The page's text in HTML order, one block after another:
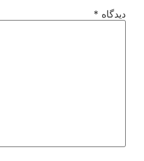
دیدگاه*